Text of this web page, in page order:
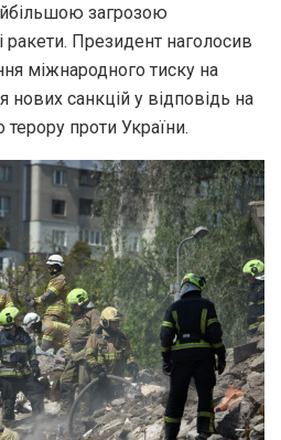
загрозою
ракети. Президент наголосив
міжнародного тиску на
санкцій у відповідь на
проти України.